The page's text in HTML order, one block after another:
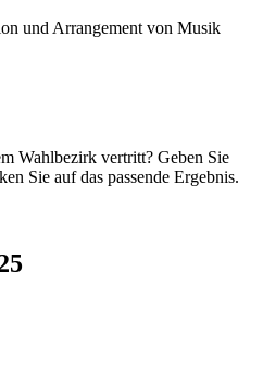
und Arrangement von Musik
Wahlbezirk vertritt? Geben Sie
Sie auf das passende Ergebnis.